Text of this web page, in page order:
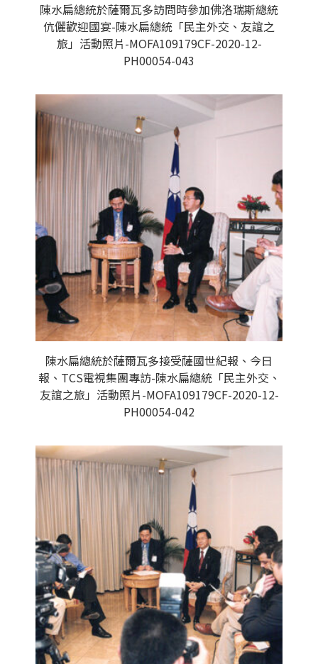
陳水扁總統於薩爾瓦多訪問時參加佛洛瑞斯總統
伉儷歡迎國宴-陳水扁總統「民主外交、友誼之
旅」活動照片-MOFA109179CF-2020-12-
PH00054-043
陳水扁總統於薩爾瓦多接受薩國世紀報、今日
報、TCS電視集團專訪-陳水扁總統「民主外交、
友誼之旅」活動照片-MOFA109179CF-2020-12-
PH00054-042